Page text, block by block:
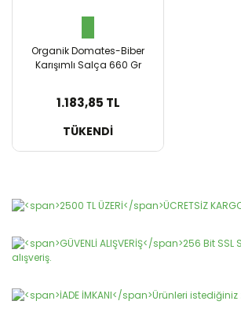
Organik Domates-Biber
Karışımlı Salça 660 Gr
1.183,85 TL
TÜKENDİ
SEPETE EKLE